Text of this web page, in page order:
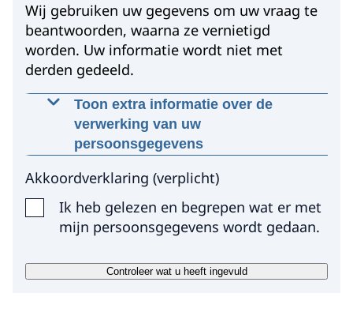
Wij gebruiken uw gegevens om uw vraag te
beantwoorden, waarna ze vernietigd
worden. Uw informatie wordt niet met
derden gedeeld.
Toon extra informatie over de
verwerking van uw
persoonsgegevens
gevraagd?
Wij gebruiken uw gegevens, met uw
toestemming, omdat wij anders niet in
Akkoordverklaring (verplicht)
Ik heb gelezen en begrepen wat er met
mijn persoonsgegevens wordt gedaan.
Controleer wat u heeft ingevuld